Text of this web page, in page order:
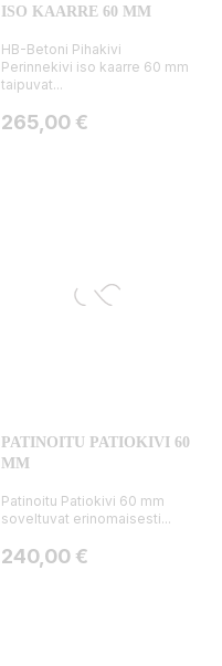
ISO KAARRE 60 MM
HB-Betoni Pihakivi
Perinnekivi iso kaarre 60 mm
taipuvat...
Hinta
265,00 €
PATINOITU PATIOKIVI 60
MM
Patinoitu Patiokivi 60 mm
soveltuvat erinomaisesti...
Hinta
240,00 €